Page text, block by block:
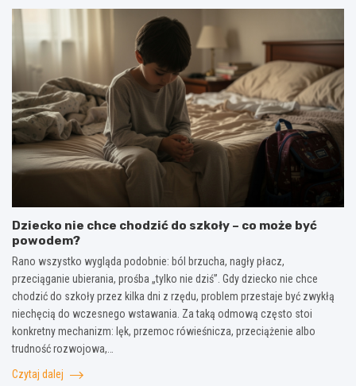
Dziecko nie chce chodzić do szkoły – co może być
powodem?
Rano wszystko wygląda podobnie: ból brzucha, nagły płacz,
przeciąganie ubierania, prośba „tylko nie dziś”. Gdy dziecko nie chce
chodzić do szkoły przez kilka dni z rzędu, problem przestaje być zwykłą
niechęcią do wczesnego wstawania. Za taką odmową często stoi
konkretny mechanizm: lęk, przemoc rówieśnicza, przeciążenie albo
trudność rozwojowa,…
Czytaj dalej